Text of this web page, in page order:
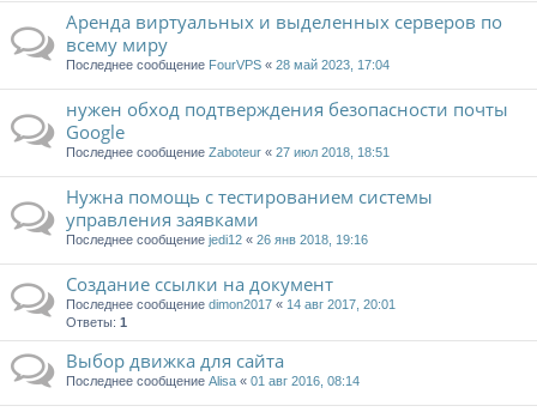
Аренда виртуальных и выделенных серверов по
всему миру
Последнее сообщение FourVPS « 28 май 2023, 17:04
нужен обход подтверждения безопасности почты
Google
Последнее сообщение Zaboteur « 27 июл 2018, 18:51
Нужна помощь с тестированием системы
управления заявками
Последнее сообщение jedi12 « 26 янв 2018, 19:16
Создание ссылки на документ
Последнее сообщение dimon2017 « 14 авг 2017, 20:01
Ответы: 1
Выбор движка для сайта
Последнее сообщение Alisa « 01 авг 2016, 08:14